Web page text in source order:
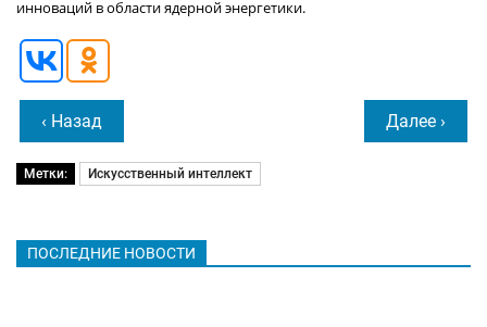
инноваций в области ядерной энергетики.
‹ Назад Далее ›
Метки: Искусственный интеллект
ПОСЛЕДНИЕ НОВОСТИ